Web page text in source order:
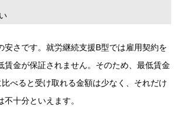
安さです。就労継続支援B型では雇用契約を
賃金が保証されません。そのため、最低賃金
べると受け取れる金額は少なく、それだけ
十分といえます。